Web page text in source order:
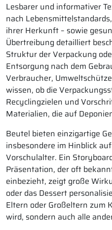
Lesbarer und informativer
nach
ihrer Herkunft – sowie
Übertreibung detailliert
Struktur der Verpackung
Entsorgung nach dem
Verbraucher,
wissen, ob die
Recyclingzielen und
Materialien, die auf
Beutel bieten einzigartige
insbesondere im Hinblick
Vorschulalter. Ein
Präsentation, der oft
einbezieht, zeigt große
oder das Dessert
Eltern oder Großeltern zum
wird, sondern auch alle